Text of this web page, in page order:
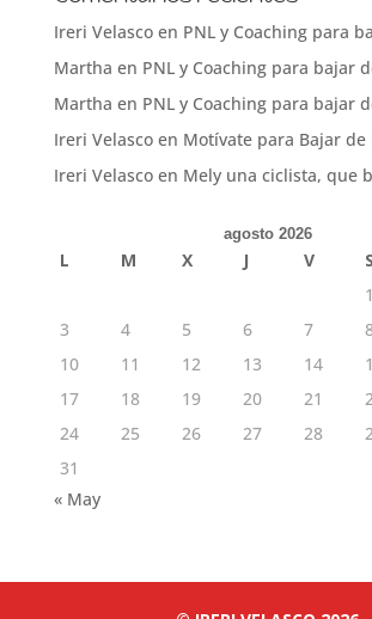
Ireri Velascoen PNL y Coaching para
Martha en PNL y Coaching para bajar
Martha en PNL y Coaching para bajar
Ireri Velascoen Motívate para Bajar de
Ireri Velascoen Mely una ciclista, que
agosto 2026
L M X J V S
1
3
4 5 6 7
10
11 12 13 14
17
18 19 20 21
24
25 26 27 28
31
« May